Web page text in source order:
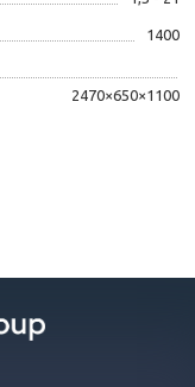
1400
2470×650×1100